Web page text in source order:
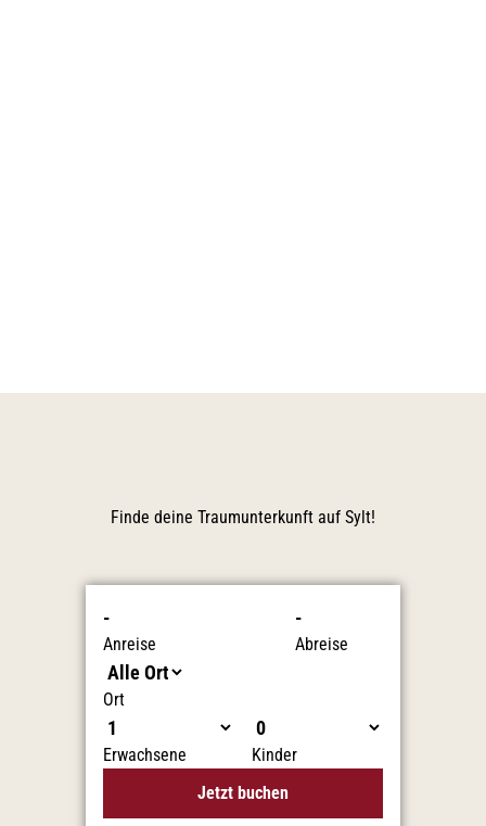
Finde deine Traumunterkunft auf Sylt!
Anreise
-
Abreise
-
Ort
Erwachsene
Kinder
Jetzt buchen